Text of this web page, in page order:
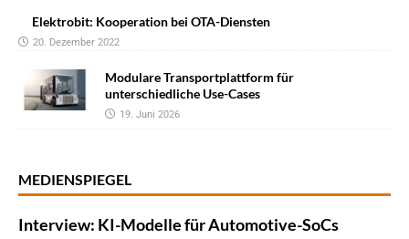
Elektrobit: Kooperation bei OTA-Diensten
20. Dezember 2022
Modulare Transportplattform für
unterschiedliche Use-Cases
19. Juni 2026
MEDIENSPIEGEL
Interview: KI-Modelle für Automotive-SoCs